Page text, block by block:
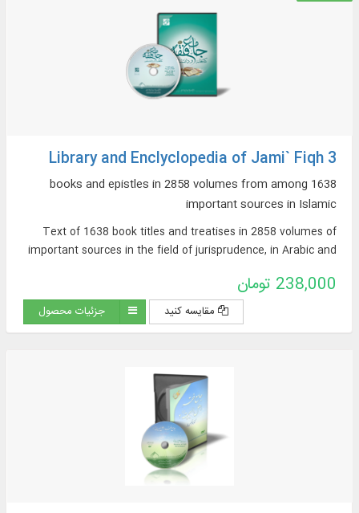
Library and Enclyclopedia of Jami` Fiqh 3
1638 books and epistles in 2858 volumes from among
important sources in Islamic
Text of 1638 book titles and treatises in 2858 volumes of
important sources in the field of jurisprudence, in Arabic and
narrative sources of jurisprudence, supplications and
pilgrimages, practical inquiries and treatises, Hajj rituals and
newly introduced issues, contemporary jurisprudence...
238,000 تومان
مقایسه کنید جزئیات محصول